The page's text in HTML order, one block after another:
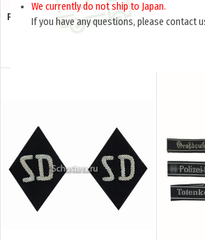
We currently do not ship to Japan.
If you have any questions, please contact
Patch “for the destroyed tank of
the 2nd degree” (Нарукавный
Patch